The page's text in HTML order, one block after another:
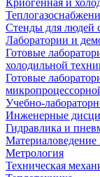
Криогенная и
Стенды для людей
Лаборатории и
Готовые
холодильной
Готовые
Учебно-
Инженерные
Гидравлика и
Материаловедение
Метрология
Техническая